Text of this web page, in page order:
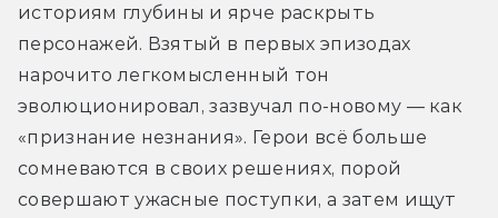
историям глубины и ярче раскрыть
персонажей. Взятый в первых эпизодах
нарочито легкомысленный тон
эволюционировал, зазвучал по-новому — как
«признание незнания». Герои всё больше
сомневаются в своих решениях, порой
совершают ужасные поступки, а затем ищут